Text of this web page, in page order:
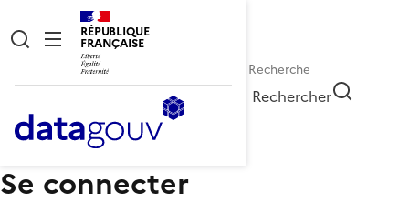
RÉPUBLIQUE
FRANÇAISE
Rechercher
Se connecter